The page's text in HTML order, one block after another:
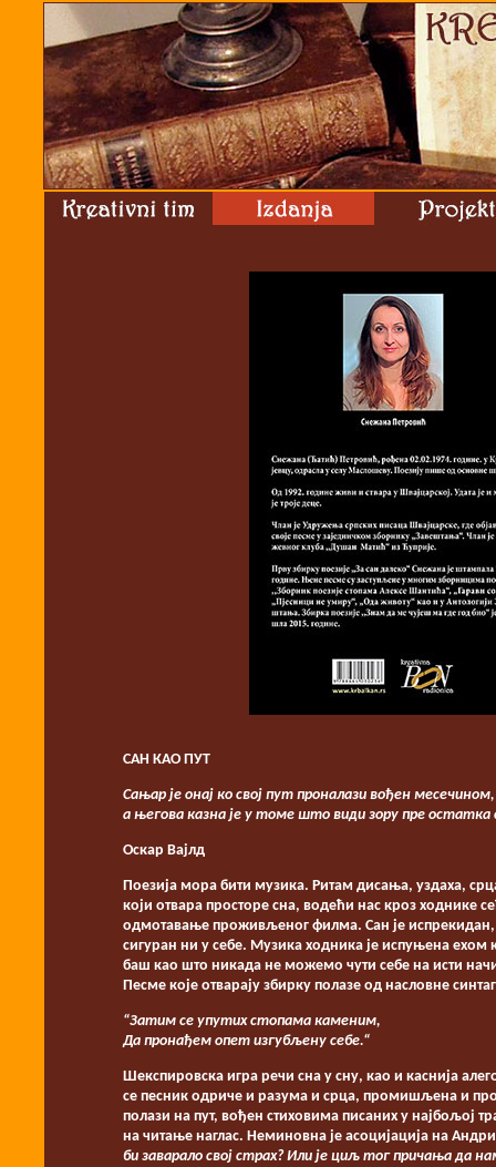
САН КАО ПУТ
Сањар је онај ко свој пут проналази вођен месечином,
а његова казна је у томе што види зору пре остатка
Оскар Вајлд
Поезија мора бити музика. Ритам дисања, уздаха,
који отвара просторе сна, водећи нас кроз ходнике
одмотавање проживљеног филма. Сан је испрекидан,
сигуран ни у себе. Музика ходника је испуњена ехом
баш као што никада не можемо чути себе на исти
Песме које отварају збирку полазе од насловне
“Затим се упутих стопама каменим,
Да пронађем опет изгубљену себе.“
Шекспировска игра речи сна у сну, као и каснија
се песник одриче и разума и срца, промишљена и
полази на пут, вођен стиховима писаних у најбољој
на читање наглас. Неминовна је асоцијација на
би заварало свој страх? Или је циљ тог причања да